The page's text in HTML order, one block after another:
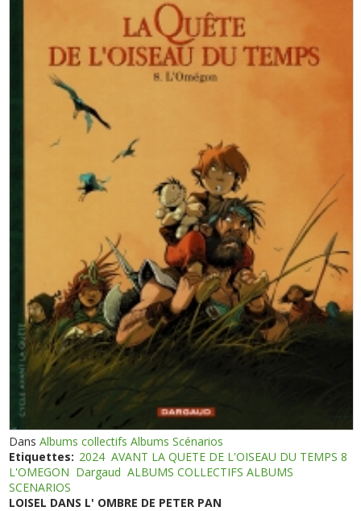
DansAlbums collectifs Albums Scénarios
Etiquettes: 2024 AVANT LA QUETE DE L'OISEAU DU TEMPS 8
L'OMEGON Dargaud ALBUMS COLLECTIFS ALBUMS
SCENARIOS
LOISEL DANS L' OMBRE DE PETER PAN